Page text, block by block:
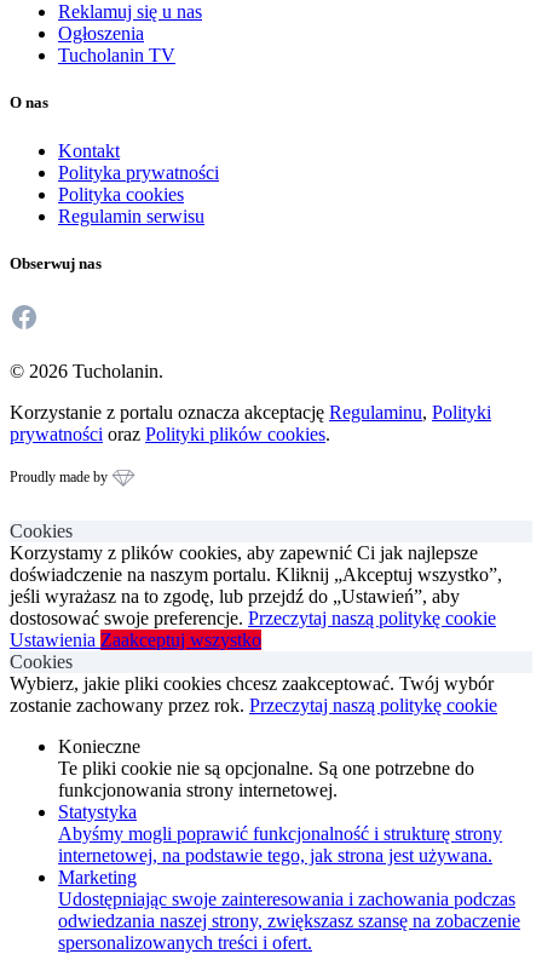
Reklamuj się u nas
Ogłoszenia
Tucholanin TV
O nas
Kontakt
Polityka prywatności
Polityka cookies
Regulamin serwisu
Obserwuj nas
Facebook
© 2026 Tucholanin.
Korzystanie z portalu oznacza akceptację Regulaminu, Polityki
prywatności oraz Polityki plików cookies.
Proudly made by
Cookies
Korzystamy z plików cookies, aby zapewnić Ci jak najlepsze
doświadczenie na naszym portalu. Kliknij „Akceptuj wszystko”,
jeśli wyrażasz na to zgodę, lub przejdź do „Ustawień”, aby
dostosować swoje preferencje. Przeczytaj naszą politykę cookie
Ustawienia Zaakceptuj wszystko
Cookies
Wybierz, jakie pliki cookies chcesz zaakceptować. Twój wybór
zostanie zachowany przez rok. Przeczytaj naszą politykę cookie
Konieczne
Te pliki cookie nie są opcjonalne. Są one potrzebne do
funkcjonowania strony internetowej.
Statystyka
Abyśmy mogli poprawić funkcjonalność i strukturę strony
internetowej, na podstawie tego, jak strona jest używana.
Marketing
Udostępniając swoje zainteresowania i zachowania podczas
odwiedzania naszej strony, zwiększasz szansę na zobaczenie
spersonalizowanych treści i ofert.